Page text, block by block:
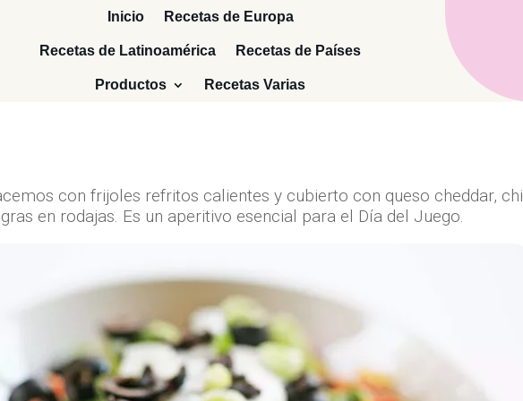
Inicio Recetas de Europa
Recetas de Latinoamérica Recetas de Países
Productos Recetas Varias
con frijoles refritos calientes y cubierto con queso cheddar,
en rodajas. Es un aperitivo esencial para el Día del Juego.